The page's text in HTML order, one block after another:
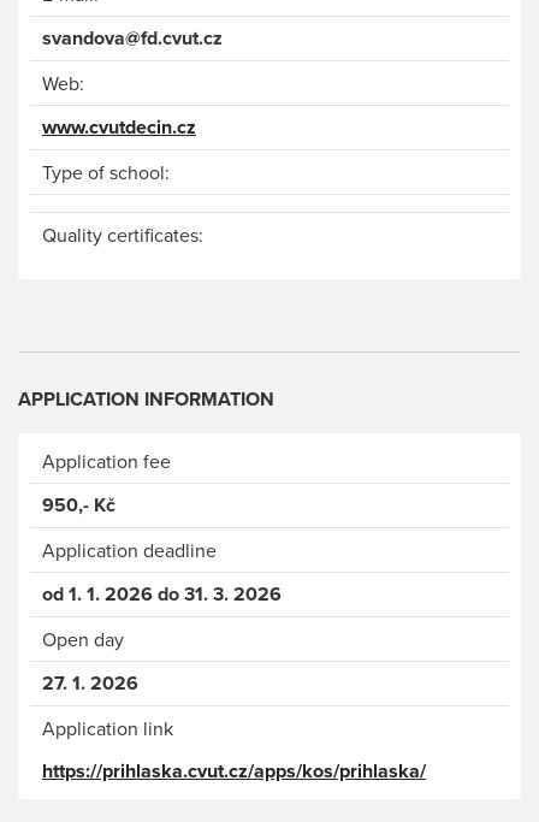
svandova@fd.cvut.cz
Web:
www.cvutdecin.cz
Type of school:
Quality certificates:
APPLICATION INFORMATION
Application fee
950,- Kč
Application deadline
od 1. 1. 2026 do 31. 3. 2026
Open day
27. 1. 2026
Application link
https://prihlaska.cvut.cz/apps/kos/prihlaska/